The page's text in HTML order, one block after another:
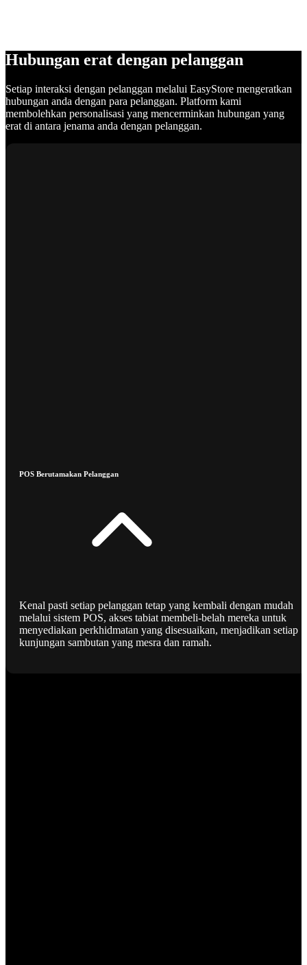
Hubungan erat dengan pelanggan
Setiap interaksi dengan pelanggan melalui EasyStore mengeratkan
hubungan anda dengan para pelanggan. Platform kami
membolehkan personalisasi yang mencerminkan hubungan yang
erat di antara jenama anda dengan pelanggan.
POS Berutamakan Pelanggan
Kenal pasti setiap pelanggan tetap yang kembali dengan mudah
melalui sistem POS, akses tabiat membeli-belah mereka untuk
menyediakan perkhidmatan yang disesuaikan, menjadikan setiap
kunjungan sambutan yang mesra dan ramah.